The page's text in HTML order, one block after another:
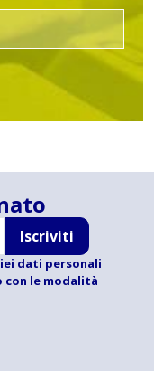
Iscriviti
dati personali
le modalità